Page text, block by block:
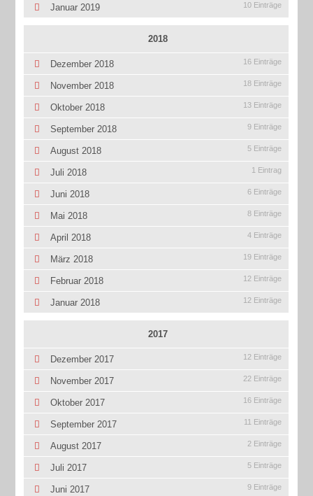
Januar 2019 10 Einträge
2018
Dezember 2018 16 Einträge
November 2018 18 Einträge
Oktober 2018 13 Einträge
September 2018 9 Einträge
August 2018 5 Einträge
Juli 2018 1 Eintrag
Juni 2018 6 Einträge
Mai 2018 8 Einträge
April 2018 4 Einträge
März 2018 19 Einträge
Februar 2018 12 Einträge
Januar 2018 12 Einträge
2017
Dezember 2017 12 Einträge
November 2017 22 Einträge
Oktober 2017 16 Einträge
September 2017 11 Einträge
August 2017 2 Einträge
Juli 2017 5 Einträge
Juni 2017 9 Einträge